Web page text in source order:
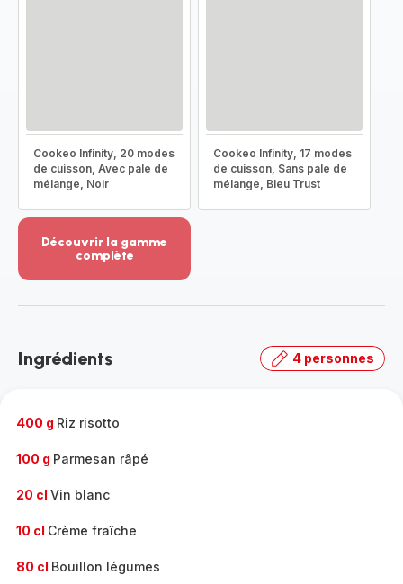
Cookeo Infinity, 20 modes
de cuisson, Avec pale de
mélange, Noir
Cookeo Infinity, 17 modes
de cuisson, Sans pale de
mélange, Bleu Trust
Découvrir la gamme
complète
-
gamme
Ingrédients 4 personnes
400 g Riz risotto
100 g Parmesan râpé
20 cl Vin blanc
10 cl Crème fraîche
80 cl Bouillon légumes